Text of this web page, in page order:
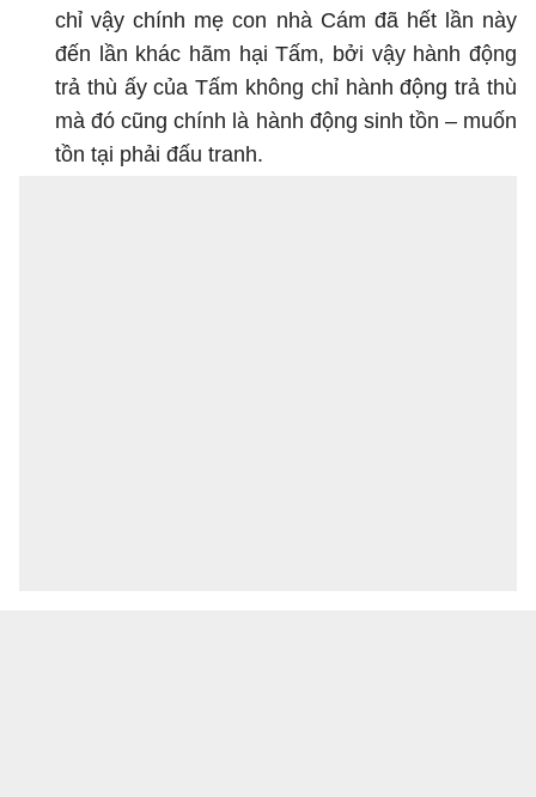
chỉ vậy chính mẹ con nhà Cám đã hết lần này
đến lần khác hãm hại Tấm, bởi vậy hành động
trả thù ấy của Tấm không chỉ hành động trả thù
mà đó cũng chính là hành động sinh tồn – muốn
tồn tại phải đấu tranh.